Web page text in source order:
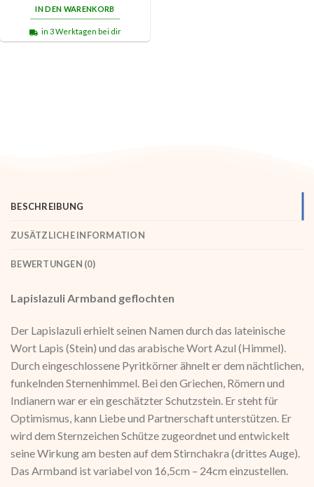
IN DEN WARENKORB
in 3 Werktagen bei dir
BESCHREIBUNG
ZUSÄTZLICHE INFORMATION
BEWERTUNGEN (0)
Lapislazuli Armband geflochten
Der Lapislazuli erhielt seinen Namen durch das lateinische
Wort Lapis (Stein) und das arabische Wort Azul (Himmel).
Durch eingeschlossene Pyritkörner ähnelt er dem nächtlichen,
funkelnden Sternenhimmel. Bei den Griechen, Römern und
Indianern war er ein geschätzter Schutzstein. Er steht für
Optimismus, kann Liebe und Partnerschaft unterstützen. Er
wird dem Sternzeichen Schütze zugeordnet und entwickelt
seine Wirkung am besten auf dem Stirnchakra (drittes Auge).
Das Armband ist variabel von 16,5cm – 24cm einzustellen.